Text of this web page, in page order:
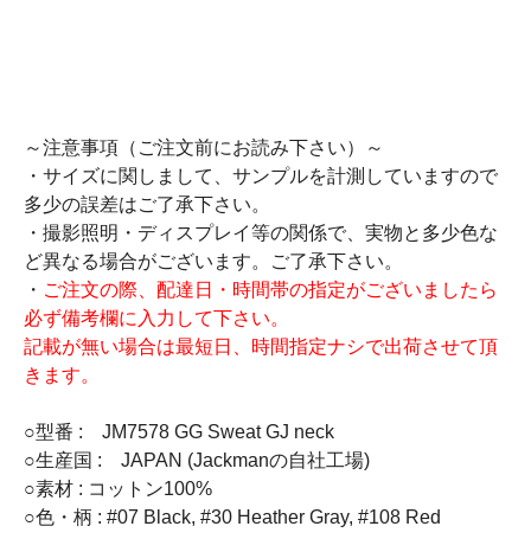
～注意事項（ご注文前にお読み下さい）～
・サイズに関しまして、サンプルを計測していますので
多少の誤差はご了承下さい。
・撮影照明・ディスプレイ等の関係で、実物と多少色な
ど異なる場合がございます。ご了承下さい。
・ ご注文の際、配達日・時間帯の指定がございましたら
必ず備考欄に入力して下さい。
記載が無い場合は最短日、時間指定ナシで出荷させて頂
きます。
○型番 : JM7578 GG Sweat GJ neck
○生産国 : JAPAN (Jackmanの自社工場)
○素材 : コットン100%
○色・柄 : #07 Black, #30 Heather Gray, #108 Red